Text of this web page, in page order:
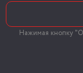
Нажимая кнопку